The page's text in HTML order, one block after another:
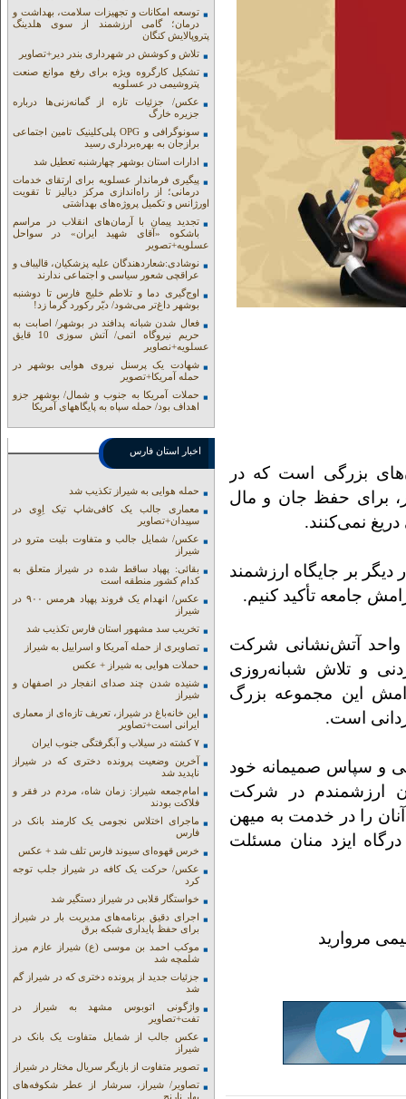
بزرگی است که در
برای حفظ جان و مال
نمی‌کنند.
بر جایگاه ارزشمند
جامعه تأکید کنیم.
واحد آتش‌نشانی شرکت
و تلاش شبانه‌روزی
این مجموعه بزرگ
است.
و سپاس صمیمانه خود
ارزشمندم در شرکت
را در خدمت به میهن
ایزد منان مسئلت
مروارید
توسعه امکانات و تجهیزات سلامت، بهداشت و
درمان؛ گامی ارزشمند از سوی هلدینگ
پتروپالایش کنگان
تلاش و کوشش در شهرداری بندر دیر+تصاویر
تشکیل کارگروه ویژه برای رفع موانع صنعت
پتروشیمی در عسلویه
عکس/ جزئیات تازه از گمانه‌زنی‌ها درباره
جزیره خارگ
سونوگرافی و OPG پلی‌کلینیک تامین اجتماعی
برازجان به بهره‌برداری رسید
ادارات استان بوشهر چهارشنبه تعطیل شد
پیگیری فرماندار عسلویه برای ارتقای خدمات
درمانی؛ از راه‌اندازی مرکز دیالیز تا تقویت
اورژانس و تکمیل پروژه‌های بهداشتی
تجدید پیمان با آرمان‌های انقلاب در مراسم
باشکوه «آقای شهید ایران» در سواحل
عسلویه+تصویر
نوشادی:شعاردهندگان علیه پزشکیان، قالیباف و
عراقچی شعور سیاسی و اجتماعی ندارند
اوج‌گیری دما و تلاطم خلیج فارس تا دوشنبه
بوشهر داغ‌تر می‌شود/ دیّر رکورد گرما زد!
فعال شدن شبانه پدافند در بوشهر/ اصابت به
حریم نیروگاه اتمی/ آتش سوزی 10 قایق
عسلویه+نصاویر
شهادت یک پرسنل نیروی هوایی بوشهر در
حمله آمریکا+تصویر
حملات آمریکا به جنوب و شمال/ بوشهر جزو
اهداف بود/ حمله سپاه به پایگاههای آمریکا
اخبار استان فارس
حمله هوایی به شیراز تکذیب شد
معماری جالب یک کافی‌شاپ تیک اِوِی در
سپیدان+تصاویر
عکس/ شمایل جالب و متفاوت بلیت مترو در
شیراز
بقائی: پهپاد ساقط شده در شیراز متعلق به
کدام کشور منطقه است
عکس/ انهدام یک فروند پهپاد هرمس ۹۰۰ در
شیراز
تخریب سد مشهور استان فارس تکذیب شد
تصاویری از حمله آمریکا و اسراییل به شیراز
حملات هوایی به شیراز + عکس
شنیده شدن چند صدای انفجار در اصفهان و
شیراز
این خانه‌باغ در شیراز، تعریف تازه‌ای از معماری
ایرانی است+تصاویر
۷ کشته در سیلاب و آبگرفتگی جنوب ایران
آخرین وضعیت پرونده دختری که در شیراز
ناپدید شد
امام‌جمعه شیراز: زمان شاه، مردم در فقر و
فلاکت بودند
ماجرای اختلاس نجومی یک کارمند بانک در
فارس
خرس قهوه‌ای سیوند فارس تلف شد + عکس
عکس/ حرکت یک کافه در شیراز جلب توجه
کرد
خواستگار قلابی در شیراز دستگیر شد
اجرای دقیق برنامه‌های مدیریت بار در شیراز
برای حفظ پایداری شبکه برق
موکب احمد بن موسی (ع) شیراز عازم مرز
شلمچه شد
جزئیات جدید از پرونده دختری که در شیراز گم
شد
واژگونی اتوبوس مشهد به شیراز در
تفت+تصاویر
عکس جالب از شمایل متفاوت یک بانک در
شیراز
تصویر متفاوت از بازیگر سریال مختار در شیراز
تصاویر/ شیراز، سرشار از عطر شکوفه‌های
بهار نارنج